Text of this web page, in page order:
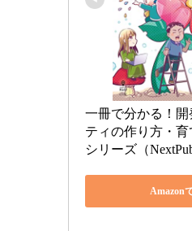
一冊で分かる！
ティの作り方・育
シリーズ（
Amazon